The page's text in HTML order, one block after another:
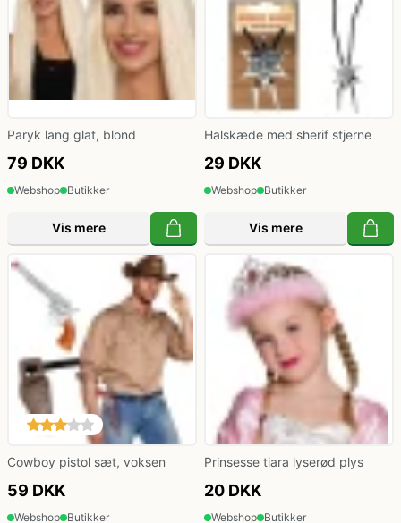
Paryk lang glat, blond
79 DKK
Webshop Butikker
Vis mere
Halskæde med sherif stjerne
29 DKK
Webshop Butikker
Vis mere
Cowboy pistol sæt, voksen
59 DKK
Webshop Butikker
Prinsesse tiara lyserød plys
20 DKK
Webshop Butikker